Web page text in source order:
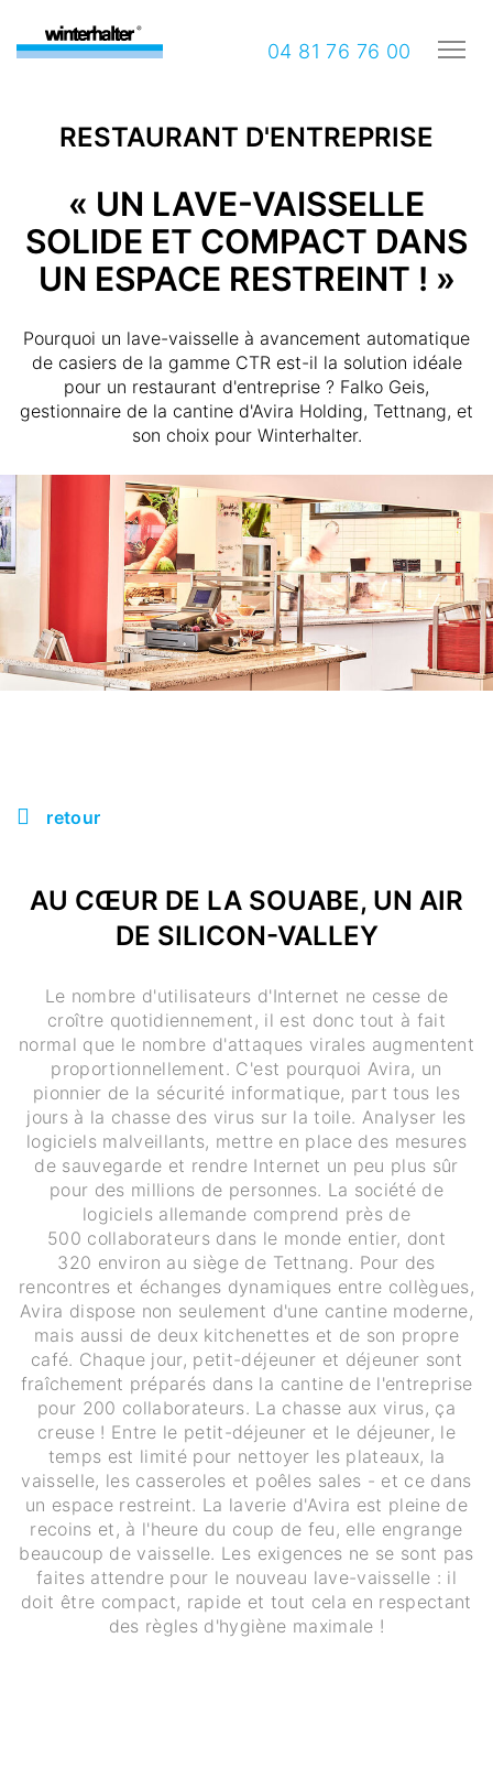
04 81 76 76 00
RESTAURANT D'ENTREPRISE
« UN LAVE-VAISSELLE
SOLIDE ET COMPACT DANS
UN ESPACE RESTREINT ! »
Pourquoi un lave-vaisselle à avancement automatique
de casiers de la gamme CTR est-il la solution idéale
pour un restaurant d'entreprise ? Falko Geis,
gestionnaire de la cantine d'Avira Holding, Tettnang, et
son choix pour Winterhalter.
retour
AU CŒUR DE LA SOUABE, UN AIR
DE SILICON-VALLEY
Le nombre d'utilisateurs d'Internet ne cesse de
croître quotidiennement, il est donc tout à fait
normal que le nombre d'attaques virales augmentent
proportionnellement. C'est pourquoi Avira, un
pionnier de la sécurité informatique, part tous les
jours à la chasse des virus sur la toile. Analyser les
logiciels malveillants, mettre en place des mesures
de sauvegarde et rendre Internet un peu plus sûr
pour des millions de personnes. La société de
logiciels allemande comprend près de
500 collaborateurs dans le monde entier, dont
320 environ au siège de Tettnang. Pour des
rencontres et échanges dynamiques entre collègues,
Avira dispose non seulement d'une cantine moderne,
mais aussi de deux kitchenettes et de son propre
café. Chaque jour, petit-déjeuner et déjeuner sont
fraîchement préparés dans la cantine de l'entreprise
pour 200 collaborateurs. La chasse aux virus, ça
creuse ! Entre le petit-déjeuner et le déjeuner, le
temps est limité pour nettoyer les plateaux, la
vaisselle, les casseroles et poêles sales - et ce dans
un espace restreint. La laverie d'Avira est pleine de
recoins et, à l'heure du coup de feu, elle engrange
beaucoup de vaisselle. Les exigences ne se sont pas
faites attendre pour le nouveau lave-vaisselle : il
doit être compact, rapide et tout cela en respectant
des règles d'hygiène maximale !